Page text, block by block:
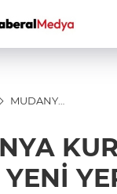
MUDANYA
YENİ
YERİNDE